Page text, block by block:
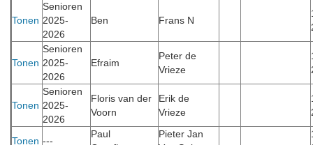
Tonen
Senioren
2025-
2026
Ben Frans N
Tonen
Senioren
2025-
2026
Efraim
Peter de
Vrieze
Tonen
Senioren
2025-
2026
Floris van der
Voorn
Erik de
Vrieze
Tonen ---
Paul
Pieter Jan